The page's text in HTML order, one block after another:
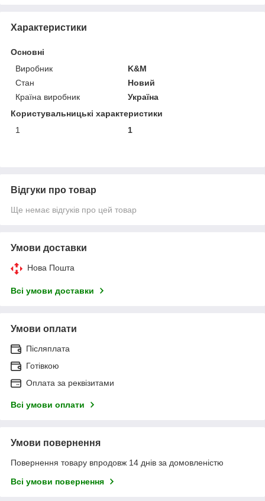
Характеристики
Основні
Виробник
K&M
Стан
Новий
Країна виробник
Україна
Користувальницькі характеристики
1
1
Відгуки про товар
Ще немає відгуків про цей товар
Умови доставки
Нова Пошта
Всі умови доставки
Умови оплати
Післяплата
Готівкою
Оплата за реквізитами
Всі умови оплати
Умови повернення
Повернення товару впродовж 14 днів за домовленістю
Всі умови повернення